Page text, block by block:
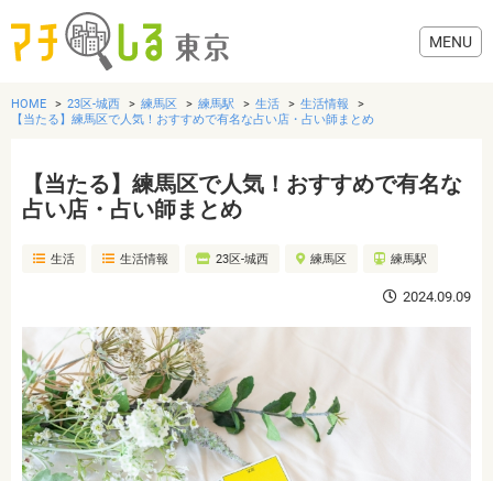
グルメ
美容・健康
歯医者・病院
おでかけ
生活
HOME 23区-城西 練馬区 練馬駅 生活
生活情報
【当たる】練馬区で人気！おすすめで有名な占い店・占い師まとめ
【当たる】練馬区で人気！おすすめで有名な
占い店・占い師まとめ
生活 生活情報 23区-城西 練馬区 練馬駅
2024.09.09